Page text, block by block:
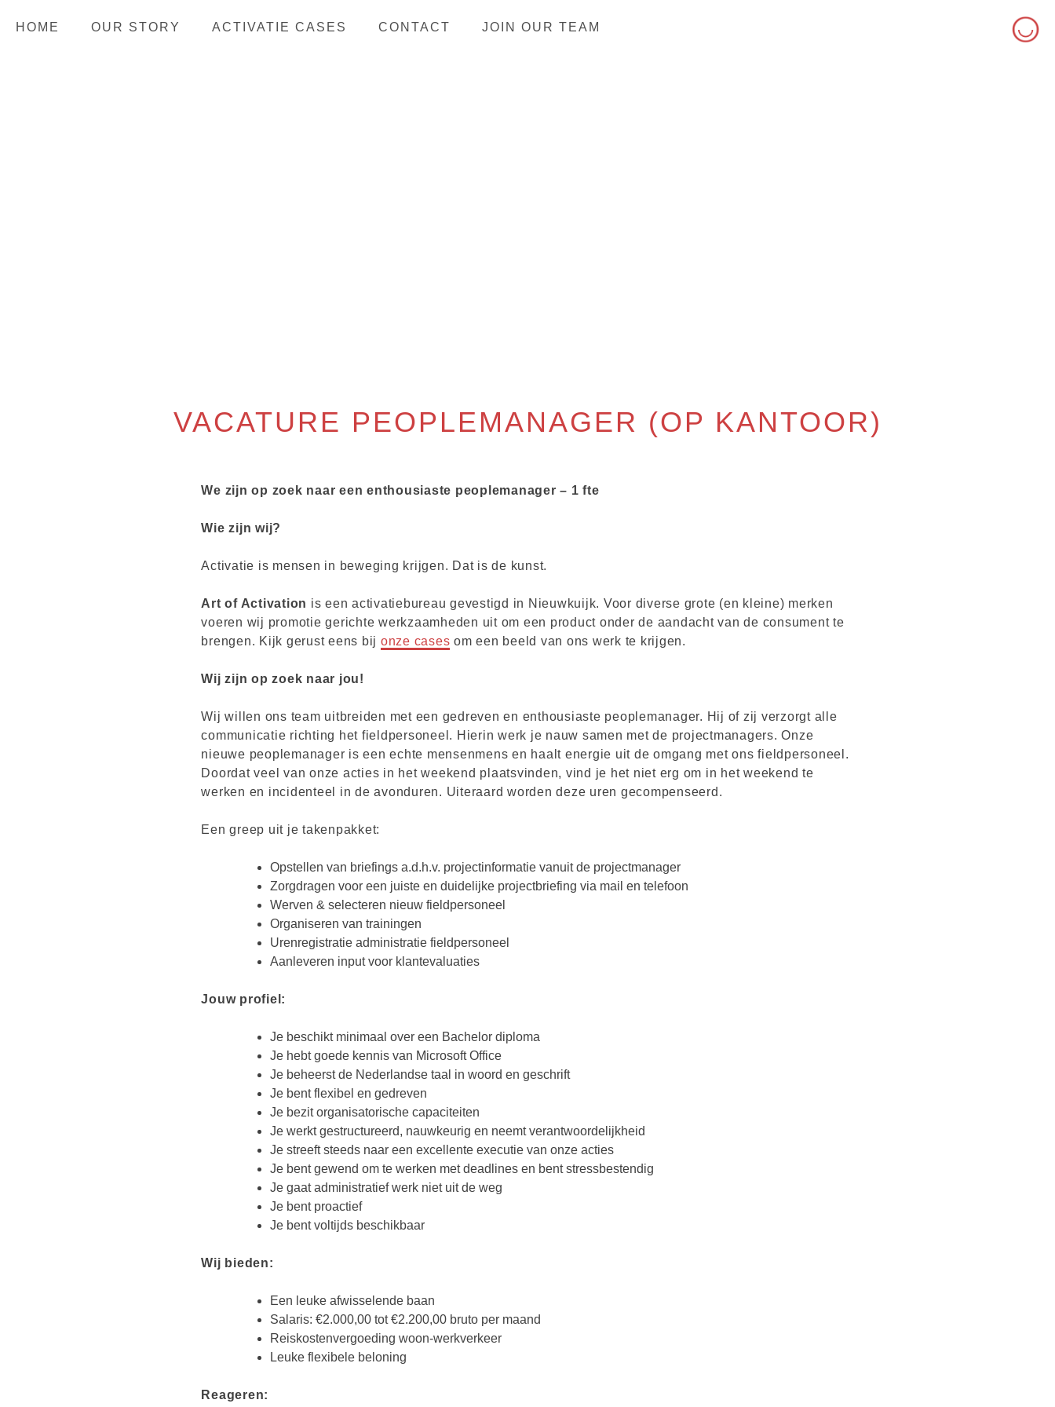
HOME OUR STORY ACTIVATIE CASES CONTACT JOIN OUR TEAM
VACATURE PEOPLEMANAGER (OP KANTOOR)
We zijn op zoek naar een enthousiaste peoplemanager – 1 fte
Wie zijn wij?
Activatie is mensen in beweging krijgen. Dat is de kunst.
Art of Activation is een activatiebureau gevestigd in Nieuwkuijk. Voor diverse grote (en kleine) merken
voeren wij promotie gerichte werkzaamheden uit om een product onder de aandacht van de consument te
brengen. Kijk gerust eens bij onze cases om een beeld van ons werk te krijgen.
Wij zijn op zoek naar jou!
Wij willen ons team uitbreiden met een gedreven en enthousiaste peoplemanager. Hij of zij verzorgt alle
communicatie richting het fieldpersoneel. Hierin werk je nauw samen met de projectmanagers. Onze
nieuwe peoplemanager is een echte mensenmens en haalt energie uit de omgang met ons fieldpersoneel.
Doordat veel van onze acties in het weekend plaatsvinden, vind je het niet erg om in het weekend te
werken en incidenteel in de avonduren. Uiteraard worden deze uren gecompenseerd.
Een greep uit je takenpakket:
Opstellen van briefings a.d.h.v. projectinformatie vanuit de projectmanager
Zorgdragen voor een juiste en duidelijke projectbriefing via mail en telefoon
Werven & selecteren nieuw fieldpersoneel
Organiseren van trainingen
Urenregistratie administratie fieldpersoneel
Aanleveren input voor klantevaluaties
Jouw profiel:
Je beschikt minimaal over een Bachelor diploma
Je hebt goede kennis van Microsoft Office
Je beheerst de Nederlandse taal in woord en geschrift
Je bent flexibel en gedreven
Je bezit organisatorische capaciteiten
Je werkt gestructureerd, nauwkeurig en neemt verantwoordelijkheid
Je streeft steeds naar een excellente executie van onze acties
Je bent gewend om te werken met deadlines en bent stressbestendig
Je gaat administratief werk niet uit de weg
Je bent proactief
Je bent voltijds beschikbaar
Wij bieden:
Een leuke afwisselende baan
Salaris: €2.000,00 tot €2.200,00 bruto per maand
Reiskostenvergoeding woon-werkverkeer
Leuke flexibele beloning
Reageren: